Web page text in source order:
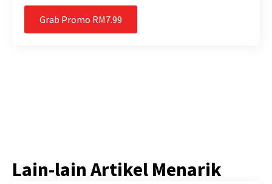
Grab Promo RM7.99
Lain-lain Artikel Menarik